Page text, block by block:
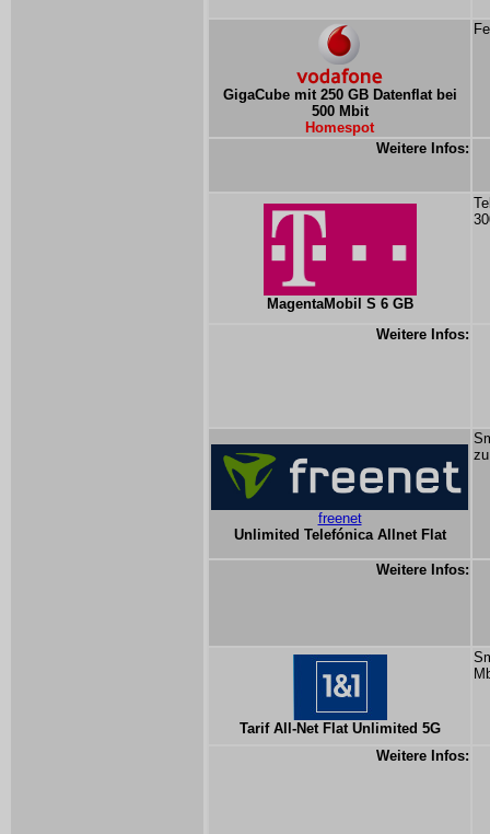
GigaCube mit 250 GB Datenflat bei
500 Mbit
Homespot
Weitere Infos:
MagentaMobil S 6 GB
Weitere Infos:
freenet
Unlimited Telefónica Allnet Flat
Weitere Infos:
Tarif All-Net Flat Unlimited 5G
Weitere Infos: